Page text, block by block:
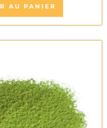
AU PANIER